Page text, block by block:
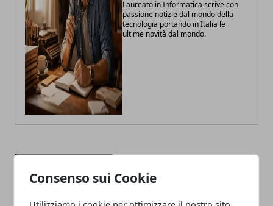
Consenso sui Cookie
Laureato in Informatica scrive con
passione notizie dal mondo della
tecnologia portando in Italia le
ultime novità dal mondo.